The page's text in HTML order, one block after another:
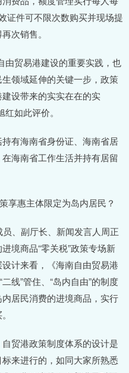
证件可不限次数购买并现场提
次销售。
贸易港建设的重要实践，也
领域延伸的关键一步，政策
设带来的实实在在的实
如此评价。
有海南省身份证、海南省居
海南省工作生活并持有居留
惠主体限定为岛内居民？
、副厅长、新闻发言人周正
境商品“零关税”政策专场新
计来看，《海南自由贸易港
线”管住、“岛内自由”的制度
居民消费的进境商品，实行
贸港政策制度体系的设计是
来进行的，如同大家所熟悉